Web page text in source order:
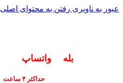
عبور به ناوبری رفتن به محتوای اصلی
بله واتساپ
حداکثر ۴ ساعت